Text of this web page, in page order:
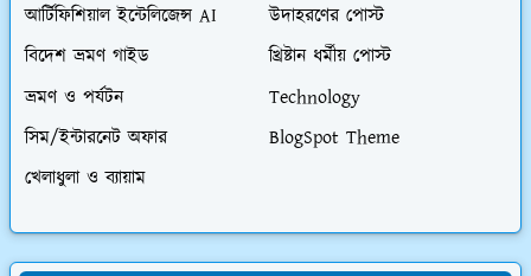
আর্টিফিশিয়াল ইন্টেলিজেন্স AI
উদাহরণের পোস্ট
বিদেশ ভ্রমণ গাইড
খ্রিষ্টান ধর্মীয় পোস্ট
ভ্রমণ ও পর্যটন
Technology
সিম/ইন্টারনেট অফার
BlogSpot Theme
খেলাধুলা ও ব্যায়াম